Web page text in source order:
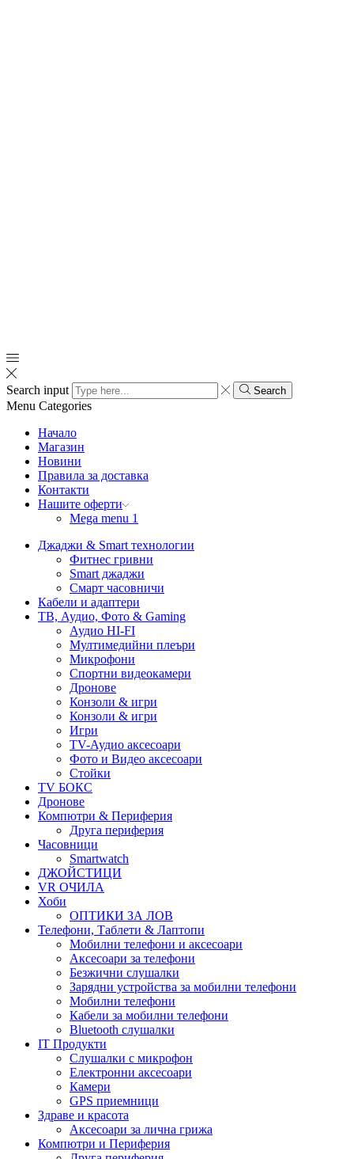
Search input Search
Menu Categories
Начало
Магазин
Новини
Правила за доставка
Контакти
Нашите оферти
Mega menu 1
Джаджи & Smart технологии
Фитнес гривни
Smart джаджи
Смарт часовничи
Кабели и адаптери
ТВ, Аудио, Фото & Gaming
Аудио HI-FI
Мултимедийни плеъри
Микрофони
Спортни видеокамери
Дронове
Конзоли & игри
Конзоли & игри
Игри
TV-Аудио аксесоари
Фото и Видео аксесоари
Стойки
TV БОКС
Дронове
Компютри & Периферия
Друга периферия
Часовници
Smartwatch
ДЖОЙСТИЦИ
VR ОЧИЛА
Хоби
ОПТИКИ ЗА ЛОВ
Телефони, Таблети & Лаптопи
Мобилни телефони и аксесоари
Аксесоари за телефони
Безжични слушалки
Зарядни устройства за мобилни телефони
Мобилни телефони
Кабели за мобилни телефони
Bluetooth слушалки
IT Продукти
Слушалки с микрофон
Електронни аксесоари
Камери
GPS приемници
Здраве и красота
Аксесоари за лична грижа
Компютри и Периферия